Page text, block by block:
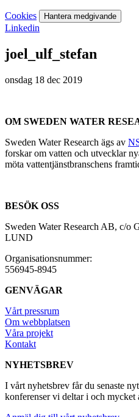
Cookies Hantera medgivande
Linkedin
joel_ulf_stefan
onsdag 18 dec 2019
OM SWEDEN WATER
Sweden Water Research ägs av
forskar om vatten och utvecklar
möta vattentjänstbranschens
BESÖK OSS
Sweden Water Research AB, c/o
LUND
Organisationsnummer:
556945-8945
GENVÄGAR
Vårt pressrum
Om webbplatsen
Våra projekt
Kontakt
NYHETSBREV
I vårt nyhetsbrev får du senaste
konferenser vi deltar i och mycket